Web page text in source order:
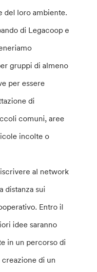
del loro ambiente.
di Legacoop e
gruppi di almeno
per essere
di
comuni, aree
incolte o
al network
distanza sui
Entro il
idee saranno
in un percorso di
di un